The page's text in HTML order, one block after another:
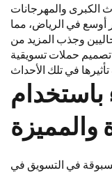
الكبرى والمهرجانات
أوسع في الرياض، مما
وجذب المزيد من
تصميم حملات تسويقية
باستخدام
والمميزة
مسبوقة في التسويق في